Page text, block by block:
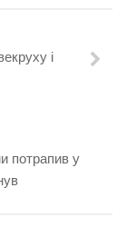
і
потрапив у